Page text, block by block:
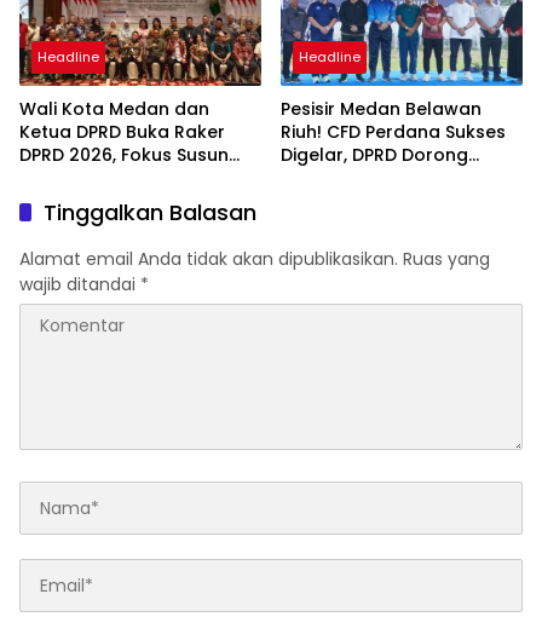
Headline
Wali Kota Medan dan
Ketua DPRD Buka Raker
DPRD 2026, Fokus Susun
Berbasis Digitalisasi dan
Inovasi
Headline
Pesisir Medan Belawan
Riuh! CFD Perdana Sukses
Digelar, DPRD Dorong
Tinggalkan Balasan
Alamat email Anda tidak akan dipublikasikan. Ruas yang
wajib ditandai *